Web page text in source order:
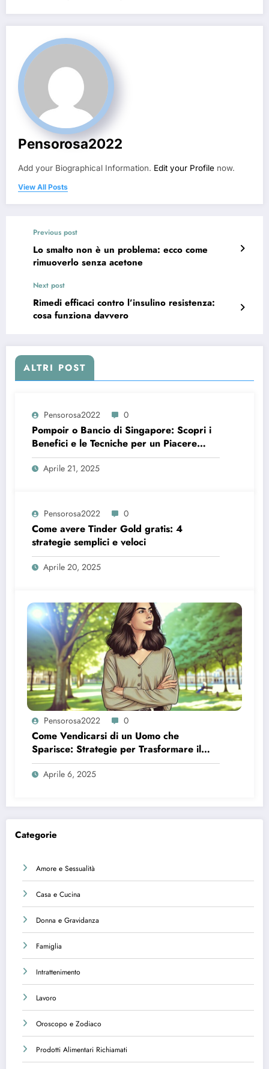
Pensorosa2022
Add your Biographical Information. Edit your Profile now.
View All Posts
Previous post
Lo smalto non è un problema: ecco come
rimuoverlo senza acetone
Next post
Rimedi efficaci contro l’insulino resistenza:
cosa funziona davvero
ALTRI POST
Pensorosa2022 0
Pompoir o Bancio di Singapore: Scopri i
Benefici e le Tecniche per un Piacere
Intenso
Aprile 21, 2025
Pensorosa2022 0
Come avere Tinder Gold gratis: 4
strategie semplici e veloci
Aprile 20, 2025
Pensorosa2022 0
Come Vendicarsi di un Uomo che
Sparisce: Strategie per Trasformare il
Dolore in Forza
Aprile 6, 2025
Categorie
Amore e Sessualità
Casa e Cucina
Donna e Gravidanza
Famiglia
Intrattenimento
Lavoro
Oroscopo e Zodiaco
Prodotti Alimentari Richiamati